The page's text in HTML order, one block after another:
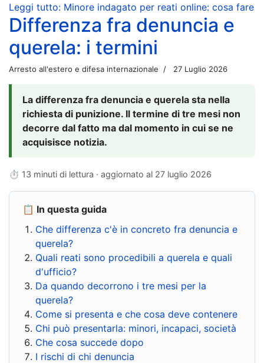
Leggi tutto: Minore indagato per reati online: cosa fare
Differenza fra denuncia e
querela: i termini
Arresto all'estero e difesa internazionale 27 Luglio 2026
La differenza fra denuncia e querela sta nella
richiesta di punizione. Il termine di tre mesi non
decorre dal fatto ma dal momento in cui se ne
acquisisce notizia.
⏱ 13 minuti di lettura · aggiornato al 27 luglio 2026
📋 In questa guida
Che differenza c'è in concreto fra denuncia e
querela?
Quali reati sono procedibili a querela e quali
d'ufficio?
Da quando decorrono i tre mesi per la
querela?
Come si presenta e che cosa deve contenere
Chi può presentarla: minori, incapaci, società
Che cosa succede dopo
I rischi di chi denuncia